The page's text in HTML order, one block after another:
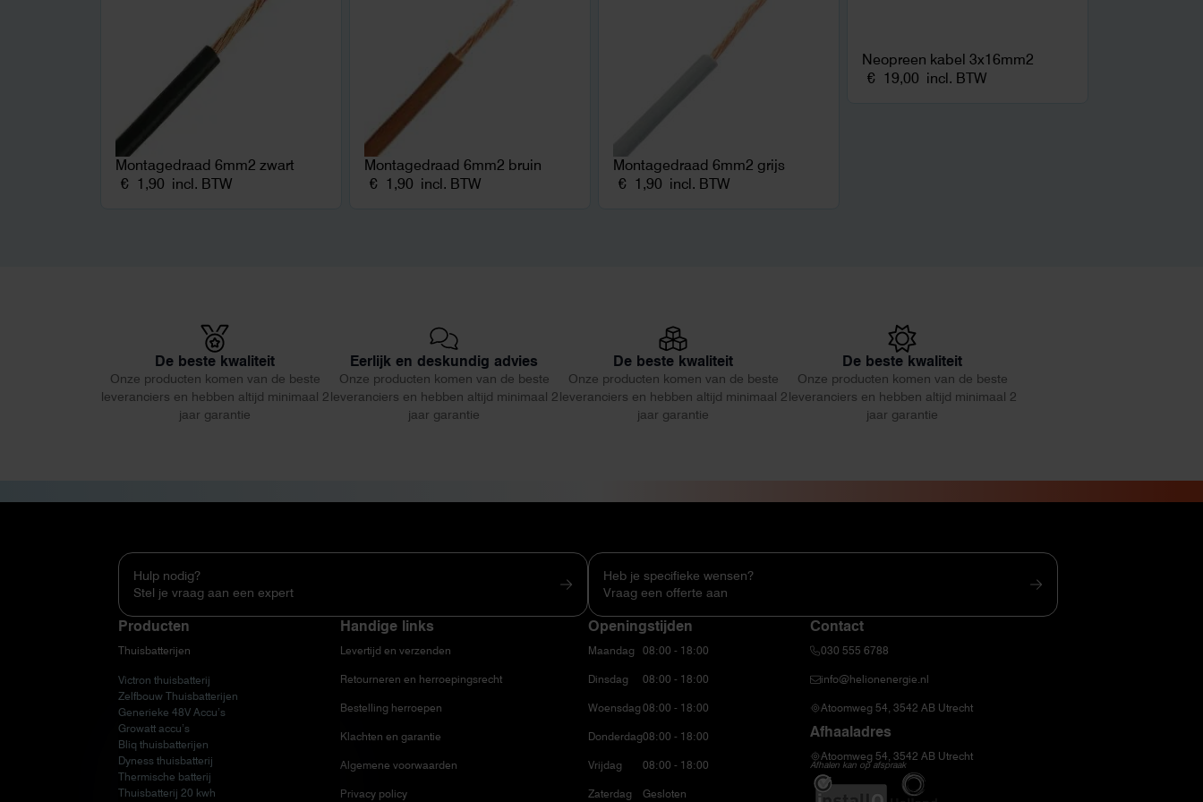
Montagedraad 6mm2 zwart
€ 1,90 incl. BTW
Montagedraad 6mm2 bruin
€ 1,90 incl. BTW
Montagedraad 6mm2 grijs
€ 1,90 incl. BTW
Neopreen kabel 3x16mm2
€ 19,00 incl. BTW
De beste kwaliteit
Onze producten komen van de beste
leveranciers en hebben altijd minimaal 2
jaar garantie
Eerlijk en deskundig advies
Onze producten komen van de beste
leveranciers en hebben altijd minimaal 2
jaar garantie
De beste kwaliteit
Onze producten komen van de beste
leveranciers en hebben altijd minimaal 2
jaar garantie
De beste kwaliteit
Onze producten komen van de beste
leveranciers en hebben altijd minimaal 2
jaar garantie
Hulp nodig?
Stel je vraag aan een expert
Producten
Thuisbatterijen
Victron thuisbatterij
Zelfbouw Thuisbatterijen
Generieke 48V Accu’s
Growatt accu’s
Bliq thuisbatterijen
Dyness thuisbatterij
Thermische batterij
Thuisbatterij 20 kwh
Handige links
Levertijd en verzenden
Retourneren en herroepingsrecht
Bestelling herroepen
Klachten en garantie
Algemene voorwaarden
Privacy policy
Heb je specifieke wensen?
Vraag een offerte aan
Openingstijden
Maandag
Dinsdag
Woensdag
Donderdag
Vrijdag
Zaterdag
08:00 - 18:00
08:00 - 18:00
08:00 - 18:00
08:00 - 18:00
08:00 - 18:00
Gesloten
Contact
030 555 6788
info@helionenergie.nl
Atoomweg 54, 3542 AB Utrecht
Afhaaladres
Atoomweg 54, 3542 AB Utrecht
Afhalen kan op afspraak